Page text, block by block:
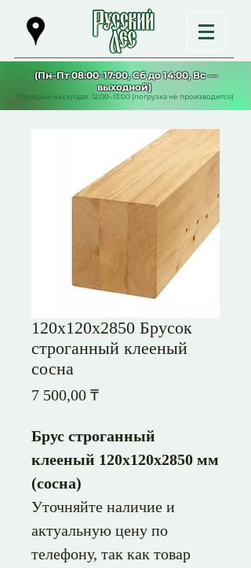
(Пн–Пт 08:00–17:00, Сб до 14:00, Вс —
выходной)
Перерыв на складе: 12:00–13:00 (погрузка не производится)
120х120х2850 Брусок
строганный клееный
сосна
7 500,00 ₸Цена
Брус строганный
клееный 120х120х2850 мм
(сосна)
Уточняйте наличие и
актуальную цену по
телефону, так как товар